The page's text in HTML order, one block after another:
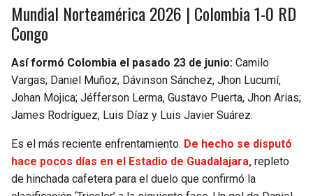
Mundial Norteamérica 2026 | Colombia 1-0 RD
Congo
Así formó Colombia el pasado 23 de junio: Camilo
Vargas; Daniel Muñoz, Dávinson Sánchez, Jhon Lucumí,
Johan Mojica; Jéfferson Lerma, Gustavo Puerta, Jhon Arias;
James Rodríguez, Luis Díaz y Luis Javier Suárez.
Es el más reciente enfrentamiento. De hecho se disputó
hace pocos días en el Estadio de Guadalajara, repleto
de hinchada cafetera para el duelo que confirmó la